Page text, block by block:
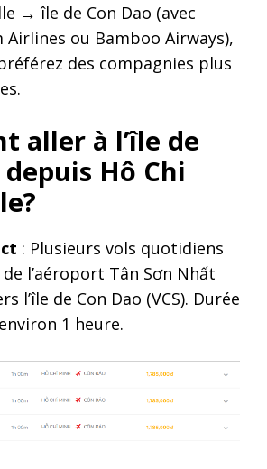
→ île de Con Dao (avec
Airlines ou Bamboo Airways),
des compagnies plus
aller à l’île de
depuis Hô Chi
: Plusieurs vols quotidiens
l’aéroport Tân Sơn Nhất
l’île de Con Dao (VCS). Durée
1 heure.